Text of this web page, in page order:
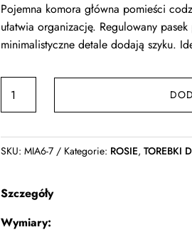
Pojemna komora główna pomieści
ułatwia organizację. Regulowany
minimalistyczne detale dodają szyku.
ilość
Torebka
Jo.Maxx
FRESH
MINT
SKU:MIA6-7 Kategorie: ROSIE,TOREBKI
Szczegóły
Wymiary: